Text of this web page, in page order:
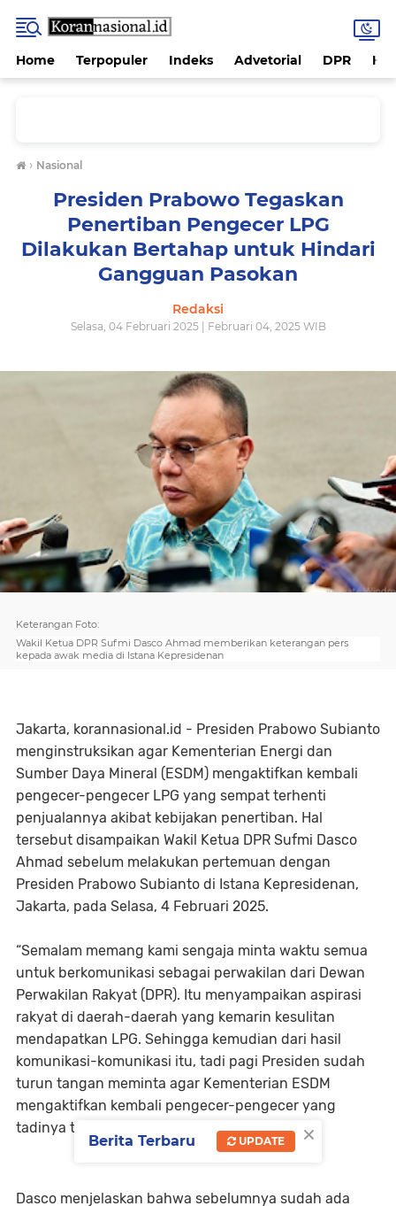
Home Terpopuler Indeks Advetorial DPR
› Nasional
Presiden Prabowo Tegaskan
Penertiban Pengecer LPG
Dilakukan Bertahap untuk Hindari
Gangguan Pasokan
Redaksi
Selasa, 04 Februari 2025 | Februari 04, 2025 WIB
Keterangan Foto:
Wakil Ketua DPR Sufmi Dasco Ahmad memberikan keterangan pers
kepada awak media di Istana Kepresidenan
Jakarta, korannasional.id - Presiden Prabowo Subianto
menginstruksikan agar Kementerian Energi dan
Sumber Daya Mineral (ESDM) mengaktifkan kembali
pengecer-pengecer LPG yang sempat terhenti
penjualannya akibat kebijakan penertiban. Hal
tersebut disampaikan Wakil Ketua DPR Sufmi Dasco
Ahmad sebelum melakukan pertemuan dengan
Presiden Prabowo Subianto di Istana Kepresidenan,
Jakarta, pada Selasa, 4 Februari 2025.
“Semalam memang kami sengaja minta waktu semua
untuk berkomunikasi sebagai perwakilan dari Dewan
Perwakilan Rakyat (DPR). Itu menyampaikan aspirasi
rakyat di daerah-daerah yang kemarin kesulitan
mendapatkan LPG. Sehingga kemudian dari hasil
komunikasi-komunikasi itu, tadi pagi Presiden sudah
turun tangan meminta agar Kementerian ESDM
mengaktifkan kembali pengecer-pengecer yang
tadinya tidak sempat jualan,” ujar Dasco.
Dasco menjelaskan bahwa sebelumnya sudah ada
×
Berita Terbaru UPDATE